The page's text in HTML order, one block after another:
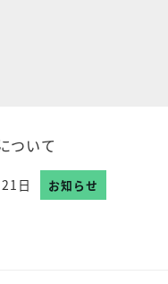
ついて
日 お知らせ